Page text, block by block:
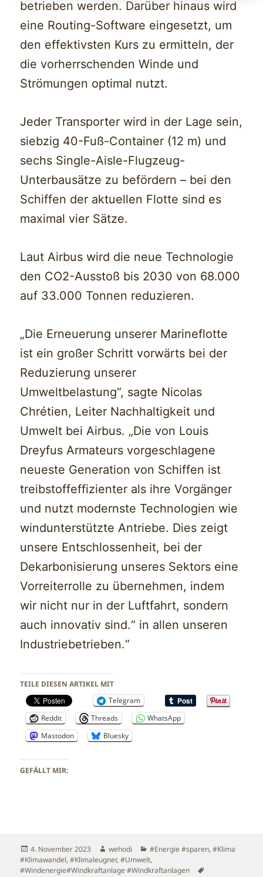
betrieben werden. Darüber hinaus wird
eine Routing-Software eingesetzt, um
den effektivsten Kurs zu ermitteln, der
die vorherrschenden Winde und
Strömungen optimal nutzt.
Jeder Transporter wird in der Lage sein,
siebzig 40-Fuß-Container (12 m) und
sechs Single-Aisle-Flugzeug-
Unterbausätze zu befördern – bei den
Schiffen der aktuellen Flotte sind es
maximal vier Sätze.
Laut Airbus wird die neue Technologie
den CO2-Ausstoß bis 2030 von 68.000
auf 33.000 Tonnen reduzieren.
„Die Erneuerung unserer Marineflotte
ist ein großer Schritt vorwärts bei der
Reduzierung unserer
Umweltbelastung“, sagte Nicolas
Chrétien, Leiter Nachhaltigkeit und
Umwelt bei Airbus. „Die von Louis
Dreyfus Armateurs vorgeschlagene
neueste Generation von Schiffen ist
treibstoffeffizienter als ihre Vorgänger
und nutzt modernste Technologien wie
windunterstützte Antriebe. Dies zeigt
unsere Entschlossenheit, bei der
Dekarbonisierung unseres Sektors eine
Vorreiterrolle zu übernehmen, indem
wir nicht nur in der Luftfahrt, sondern
auch innovativ sind.“ in allen unseren
Industriebetrieben.“
TEILE DIESEN ARTIKEL MIT
Telegram
Reddit
Threads
WhatsApp
Mastodon
Bluesky
GEFÄLLT MIR:
Veröffentlicht
am
4. November 2023 Autor
wehodi Kategorien
#Energie #sparen,#Klima
#Klimawandel,#Klimaleugner,#Umwelt,
#Windenergie#Windkraftanlage #Windkraftanlagen